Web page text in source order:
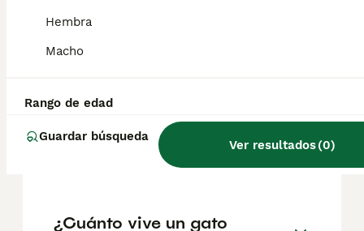
Hembra
Macho
Rango de edad
Guardar búsqueda
Ver resultados(0)
¿Cuánto cuesta un gato
¿Es el German Rex una
buena mascota?
¿Cuánto vive un gato